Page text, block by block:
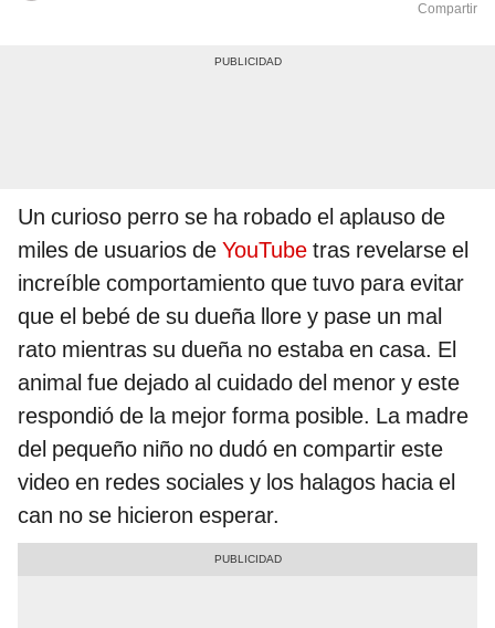
Compartir
Un curioso perro se ha robado el aplauso de
miles de usuarios de YouTube tras revelarse el
increíble comportamiento que tuvo para evitar
que el bebé de su dueña llore y pase un mal
rato mientras su dueña no estaba en casa. El
animal fue dejado al cuidado del menor y este
respondió de la mejor forma posible. La madre
del pequeño niño no dudó en compartir este
video en redes sociales y los halagos hacia el
can no se hicieron esperar.